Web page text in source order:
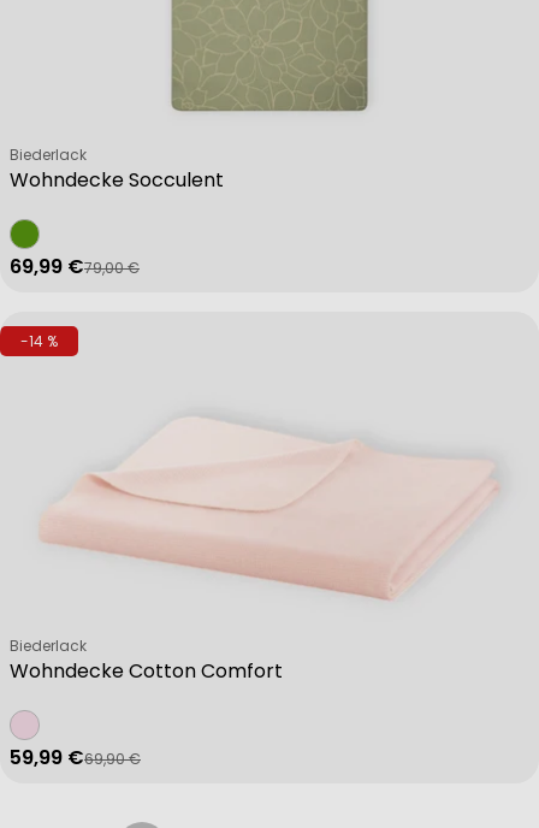
Wohndecke Socculent
Verkäufer:
Biederlack
Verkaufspreis
69,99 €
Regulärer Preis
79,00 €
-14 %
Wohndecke Cotton Comfort
Verkäufer:
Biederlack
Verkaufspreis
59,99 €
Regulärer Preis
69,90 €